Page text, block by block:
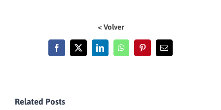
< Volver
Facebook
X LinkedInWhatsAppPinterestEmail
Related Posts